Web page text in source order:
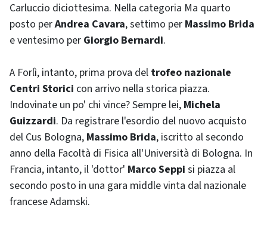
Carluccio diciottesima. Nella categoria Ma quarto
posto perAndrea Cavara, settimo per Massimo Brida
e ventesimo per Giorgio Bernardi.
A Forlì, intanto, prima prova del trofeo nazionale
Centri Storici con arrivo nella storica piazza.
Indovinate un po' chi vince? Sempre lei, Michela
Guizzardi. Da registrare l'esordio del nuovo acquisto
del Cus Bologna, Massimo Brida, iscritto al secondo
anno della Facoltà di Fisica all'Università di Bologna. In
Francia, intanto, il 'dottor' Marco Seppi si piazza al
secondo posto in una gara middlevinta dal nazionale
francese Adamski.